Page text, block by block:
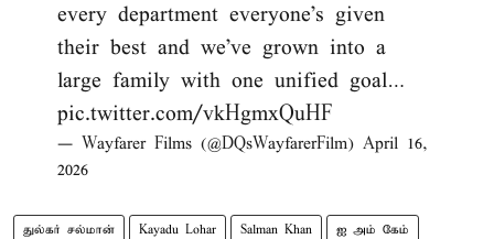
every department everyone’s given
their best and we’ve grown into a
large family with one unified goal…
pic.twitter.com/vkHgmxQuHF
— Wayfarer Films (@DQsWayfarerFilm) April 16,
2026
துல்கர் சல்மான் Kayadu Lohar Salman Khan ஐ அம் கேம்